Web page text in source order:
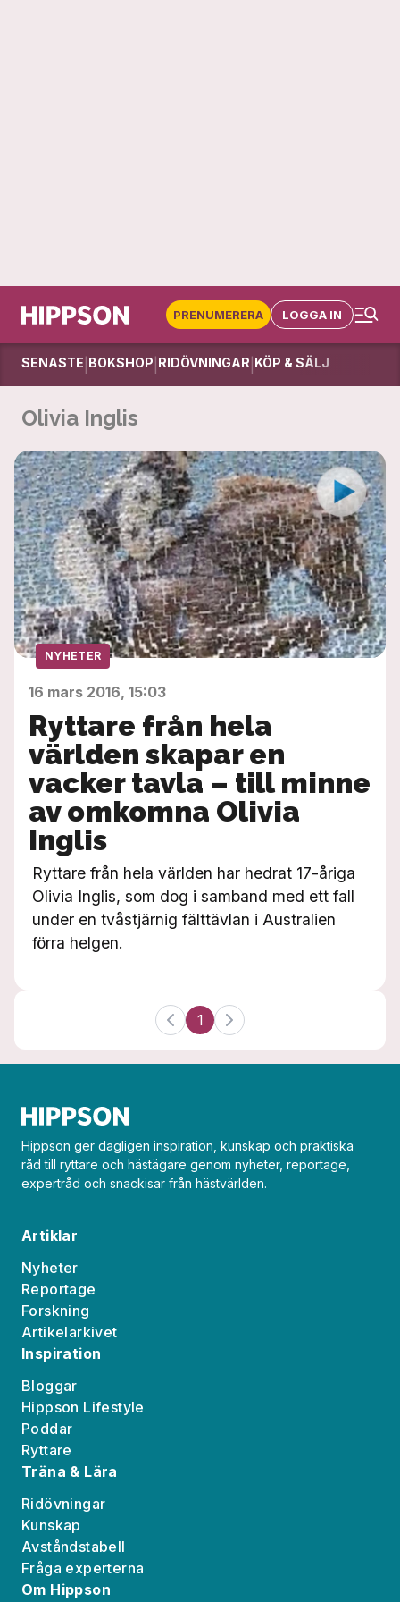
PRENUMERERA LOGGA IN
SENASTE BOKSHOP RIDÖVNINGAR KÖP & SÄLJ
Olivia Inglis
NYHETER
16 mars 2016, 15:03
Ryttare från hela
världen skapar en
vacker tavla – till minne
av omkomna Olivia
Inglis
Ryttare från hela världen har hedrat 17-åriga
Olivia Inglis, som dog i samband med ett fall
under en tvåstjärnig fälttävlan i Australien
förra helgen.
1
Hippson ger dagligen inspiration, kunskap och praktiska
råd till ryttare och hästägare genom nyheter, reportage,
expertråd och snackisar från hästvärlden.
Artiklar
Nyheter
Reportage
Forskning
Artikelarkivet
Inspiration
Bloggar
Hippson Lifestyle
Poddar
Ryttare
Träna & Lära
Ridövningar
Kunskap
Avståndstabell
Fråga experterna
Om Hippson